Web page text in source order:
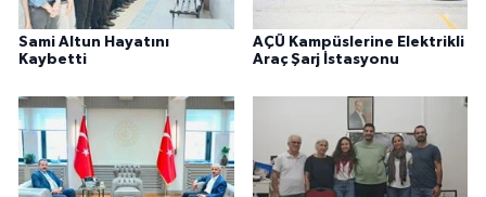
Sami Altun Hayatını
Kaybetti
AÇÜ Kampüslerine Elektrikli
Araç Şarj İstasyonu